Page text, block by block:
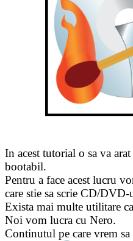
In acest tutorial o sa va
bootabil.
Pentru a face acest lucru
care stie sa scrie CD/DVD-
Exista mai multe utilitare
Noi vom lucra cu Nero.
Continutul pe care vrem